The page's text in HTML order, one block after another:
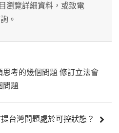
瀏覽詳細資料，或致電
。
考的幾個問題 修訂立法會
問題
台灣問題處於可控狀態？